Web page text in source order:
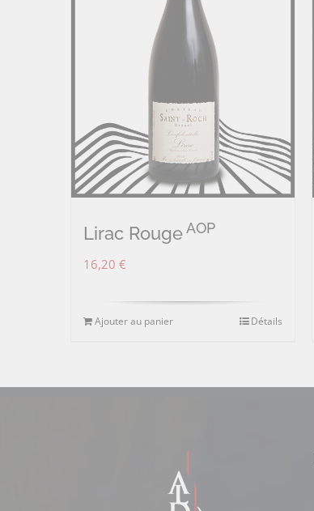
Lirac RougeAOP
16,20 €
Ajouter au panier Détails